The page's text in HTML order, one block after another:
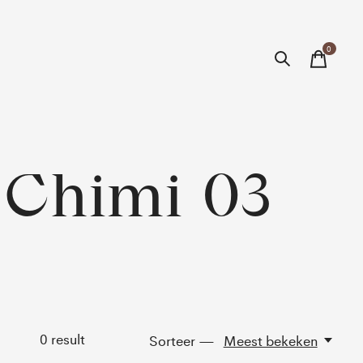
0items
03
0 result Sorteer — Meest bekeken